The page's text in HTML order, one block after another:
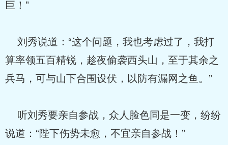
巨！”
刘秀说道：“这个问题，我也考虑过了，我打
算率领五百精锐，趁夜偷袭西头山，至于其余之
兵马，可与山下合围设伏，以防有漏网之鱼。”
听刘秀要亲自参战，众人脸色同是一变，纷纷
说道：“陛下伤势未愈，不宜亲自参战！”